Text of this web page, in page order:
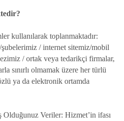
kullanılarak toplanmaktadır:
/ internet sitemiz/mobil
/ ortak veya tedarikçi firmalar,
sınırlı olmamak üzere her türlü
ya da elektronik ortamda
Olduğunuz Veriler: Hizmet’in ifası